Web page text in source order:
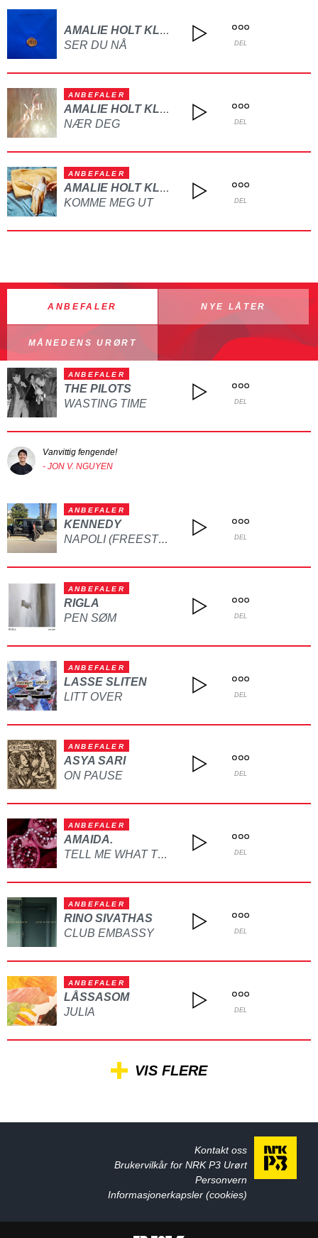
AMALIE HOLT KLEIVE
SER DU NÅ DEL
ANBEFALER
AMALIE HOLT KLEIVE
NÆR DEG DEL
ANBEFALER
AMALIE HOLT KLEIVE
KOMME MEG UT DEL
ANBEFALER NYE LÅTER
MÅNEDENS URØRT
ANBEFALER
THE PILOTS
WASTING TIME
DEL
Vanvittig fengende!
- JON V. NGUYEN
ANBEFALER
KENNEDY
NAPOLI (FREESTYLE) DEL
ANBEFALER
RIGLA
PEN SØM
DEL
ANBEFALER
LASSE SLITEN
LITT OVER
DEL
ANBEFALER
ASYA SARI
ON PAUSE
DEL
ANBEFALER
AMAIDA.
TELL ME WHAT TO DO DEL
ANBEFALER
RINO SIVATHAS
CLUB EMBASSY
DEL
ANBEFALER
LÅSSASOM
JULIA
DEL
VIS FLERE
Kontakt oss
Brukervilkår for NRK P3 Urørt
Personvern
Informasjonerkapsler (cookies)